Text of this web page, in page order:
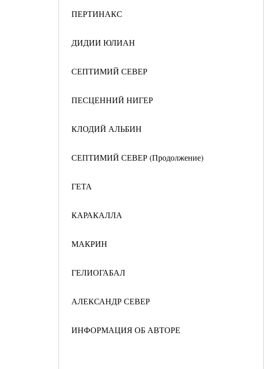
ПЕРТИНАКС
ДИДИИ ЮЛИАН
СЕПТИМИЙ СЕВЕР
ПЕСЦЕННИЙ НИГЕР
КЛОДИЙ АЛЬБИН
СЕПТИМИЙ СЕВЕР (Продолжение)
ГЕТА
КАРАКАЛЛА
МАКРИН
ГЕЛИОГАБАЛ
АЛЕКСАНДР СЕВЕР
ИНФОРМАЦИЯ ОБ АВТОРЕ